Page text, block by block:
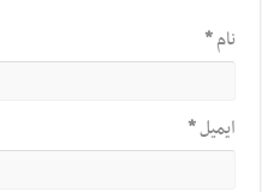
نام*
ایمیل*